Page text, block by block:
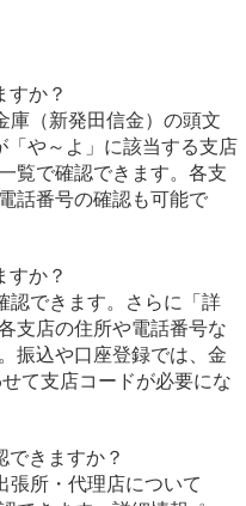
すか？
庫（新発田信金）の頭文
や～よ」に該当する支店
覧で確認できます。各支
話番号の確認も可能で
すか？
認できます。さらに「詳
支店の住所や電話番号な
振込や口座登録では、金
て支店コードが必要にな
できますか？
張所・代理店について